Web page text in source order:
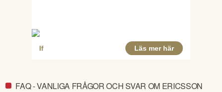
FAQ - VANLIGA FRÅGOR OCH SVAR OM ERICSSON